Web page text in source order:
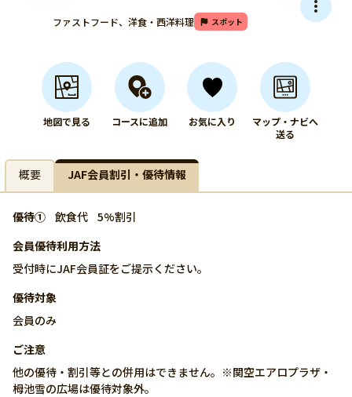
ファストフード、洋食・西洋料理 スポット
地図で見る コースに追加 お気に入り
マップ・ナビへ
送る
概要 JAF会員割引・優待情報
優待① 飲食代 5%割引
会員優待利用方法
受付時にJAF会員証をご提示ください。
優待対象
会員のみ
ご注意
他の優待・割引等との併用はできません。※関空エアロプラザ・
栂池雪の広場は優待対象外。